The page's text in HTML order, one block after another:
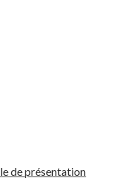
de présentation